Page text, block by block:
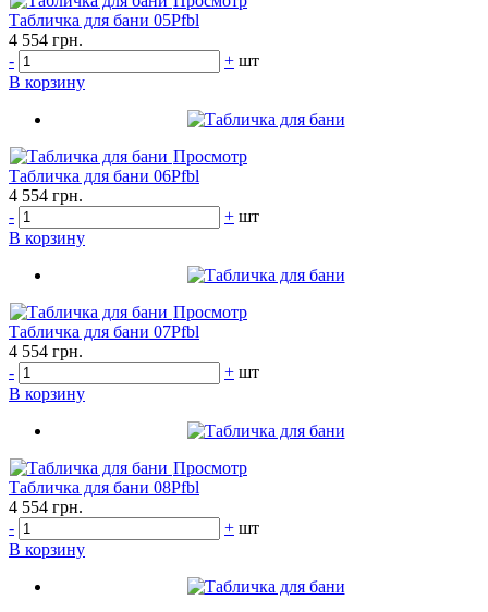
Табличка для бани 05Pfbl
4 554 грн.
-
+ шт
В корзину
Просмотр
Табличка для бани 06Pfbl
4 554 грн.
-
+ шт
В корзину
Просмотр
Табличка для бани 07Pfbl
4 554 грн.
-
+ шт
В корзину
Просмотр
Табличка для бани 08Pfbl
4 554 грн.
-
+ шт
В корзину